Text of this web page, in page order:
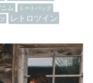
ニム トートバッグ
レトロツイン